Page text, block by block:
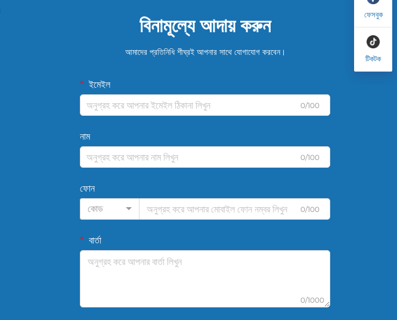
ফেসবুক
টিকটক
বিনামূল্যে আদায় করুন
আমাদের প্রতিনিধি শীঘ্রই আপনার সাথে যোগাযোগ করবেন।
ইমেইল
0/100
নাম
0/100
ফোন
কোড
0/100
বার্তা
0/1000